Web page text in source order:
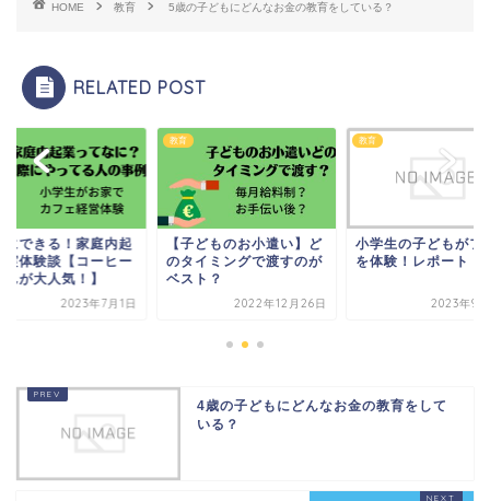
HOME 教育 5歳の子どもにどんなお金の教育をしている？
RELATED POST
にできる！家庭内起
実体験談【コーヒー
んが大人気！】
2023年7月1日
教育
【子どものお小遣い】ど
のタイミングで渡すのが
ベスト？
2022年12月26日
教育
小学生の子どもがフ
を体験！レポート
2023年9
4歳の子どもにどんなお金の教育をして
いる？